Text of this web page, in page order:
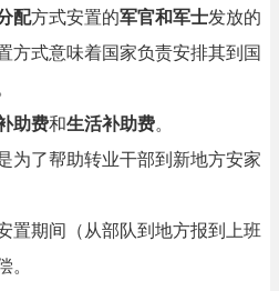
配方式安置的军官和军士发放的
方式意味着国家负责安排其到国
助费和生活补助费。
为了帮助转业干部到新地方安家
置期间（从部队到地方报到上班
。